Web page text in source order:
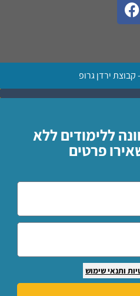
ירדן גרופ
ללימודים ללא
פרטים
ותנאי שימוש